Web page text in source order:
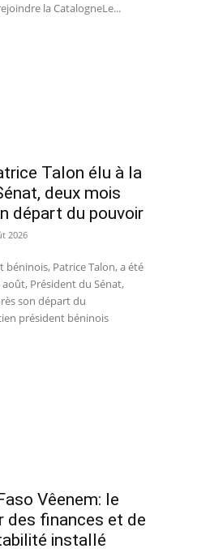
la CatalogneLe...
Talon élu à la
deux mois
départ du pouvoir
2026
béninois, Patrice Talon, a été
août, Président du Sénat,
son départ du
président béninois
Vêenem: le
des finances et de
installé